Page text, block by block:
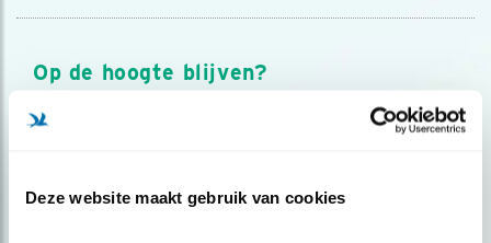
Deze website maakt gebruik van cookies
Op de hoogte blijven?
Meld je aan en ontvang nieuws, inspiratie, acties en tips
over vogels en activiteiten van Vogelbescherming.